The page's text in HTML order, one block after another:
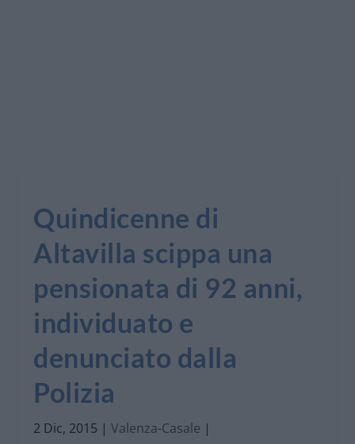
Quindicenne di
Altavilla scippa una
pensionata di 92 anni,
individuato e
denunciato dalla
Polizia
2 Dic, 2015 |Valenza-Casale |